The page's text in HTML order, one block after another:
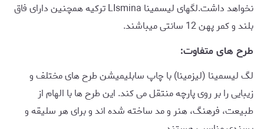
نخواهد داشت.لگهای لیسمینا LIsmina ترکیه همچنین دارای فاق
بلند و کمر پهن 12 سانتی میباشند.
طرح های متفاوت:
لگ لیسمینا (لیزمینا) با چاپ سابلیمیشن طرح های مختلف و
زیبایی را بر روی پارچه منتقل می کند. این طرح ها با الهام از
طبیعت، فرهنگ، هنر و مد ساخته شده اند و برای هر سلیقه و